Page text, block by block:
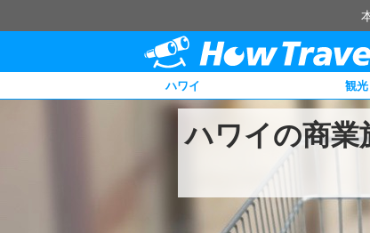
ハワイ 観光
ハワイの商業